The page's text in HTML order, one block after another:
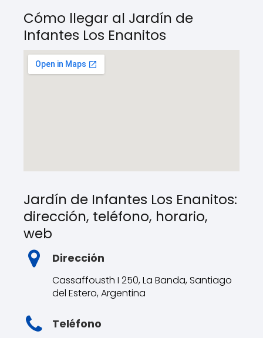
Cómo llegar al Jardín de
Infantes Los Enanitos
Jardín de Infantes Los Enanitos:
dirección, teléfono, horario,
web
Dirección
Cassaffousth I 250, La Banda, Santiago
del Estero, Argentina
Teléfono